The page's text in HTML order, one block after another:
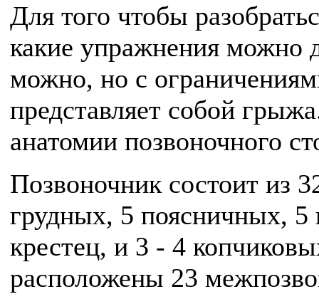
Для того чтобы
какие упражнения можно
можно, но с
представляет собой
анатомии позвоночного
Позвоночник состоит из
грудных, 5 поясничных,
крестец, и 3 - 4
расположены 23